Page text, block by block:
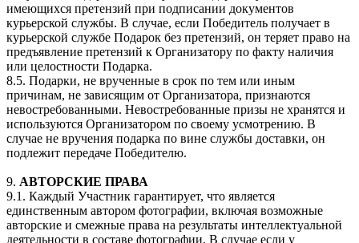
имеющихся претензий при подписании документов
курьерской службы. В случае, если Победитель получает в
курьерской службе Подарок без претензий, он теряет право на
предъявление претензий к Организатору по факту наличия
или целостности Подарка.
8.5. Подарки, не врученные в срок по тем или иным
причинам, не зависящим от Организатора, признаются
невостребованными. Невостребованные призы не хранятся и
используются Организатором по своему усмотрению. В
случае не вручения подарка по вине службы доставки, он
подлежит передаче Победителю.
9. АВТОРСКИЕ ПРАВА
9.1. Каждый Участник гарантирует, что является
единственным автором фотографии, включая возможные
авторские и смежные права на результаты интеллектуальной
деятельности в составе фотографии. В случае если у